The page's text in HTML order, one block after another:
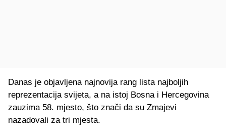
Danas je objavljena najnovija rang lista najboljih
reprezentacija svijeta, a na istoj Bosna i Hercegovina
zauzima 58. mjesto, što znači da su Zmajevi
nazadovali za tri mjesta.